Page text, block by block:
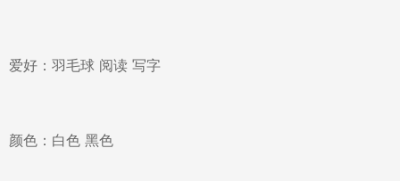
爱好：羽毛球 阅读 写字
颜色：白色 黑色